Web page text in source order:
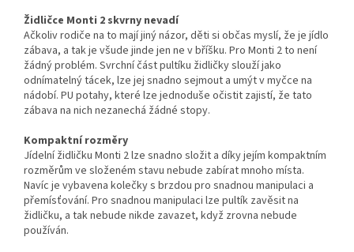
Židličce Monti 2 skvrny nevadí
Ačkoliv rodiče na to mají jiný názor, děti si občas myslí, že je jídlo
zábava, a tak je všude jinde jen ne v bříšku. Pro Monti 2 to není
žádný problém. Svrchní část pultíku židličky slouží jako
odnímatelný tácek, lze jej snadno sejmout a umýt v myčce na
nádobí. PU potahy, které lze jednoduše očistit zajistí, že tato
zábava na nich nezanechá žádné stopy.
Kompaktní rozměry
Jídelní židličku Monti 2 lze snadno složit a díky jejím kompaktním
rozměrům ve složeném stavu nebude zabírat mnoho místa.
Navíc je vybavena kolečky s brzdou pro snadnou manipulaci a
přemísťování. Pro snadnou manipulaci lze pultík zavěsit na
židličku, a tak nebude nikde zavazet, když zrovna nebude
používán.